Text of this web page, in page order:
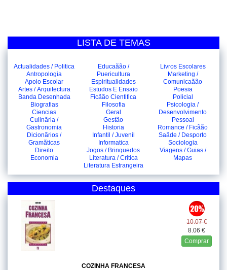
LISTA DE TEMAS
Actualidades / Politica
Antropologia
Apoio Escolar
Artes / Arquitectura
Banda Desenhada
Biografias
Ciencias
Culinãria /
Gastronomia
Dicionãrios /
Gramãticas
Direito
Economia
Educaãão /
Puericultura
Espiritualidades
Estudos E Ensaio
Ficãão Cientifica
Filosofia
Geral
Gestão
Historia
Infantil / Juvenil
Informatica
Jogos / Brinquedos
Literatura / Critica
Literatura Estrangeira
Livros Escolares
Marketing /
Comunicaãão
Poesia
Policial
Psicologia /
Desenvolvimento
Pessoal
Romance / Ficãão
Saãde / Desporto
Sociologia
Viagens / Guias /
Mapas
Destaques
10.07 €
8.06 €
Comprar
COZINHA FRANCESA